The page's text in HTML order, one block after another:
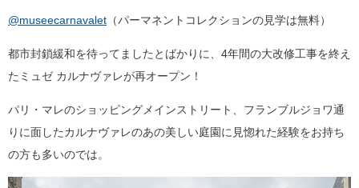
@museecarnavalet （パーマネントコレクションの見学は無料）
都市封鎖緩和を待ってましたとばかりに、4年間の大改修工事を終え
たミュゼ カルナヴァレが再オープン！
パリ・マレのショッピングメインストリート、フランブルジョワ通
りに面したカルナヴァレのあの美しい庭園に見惚れた経験をお持ち
の方も多いのでは。